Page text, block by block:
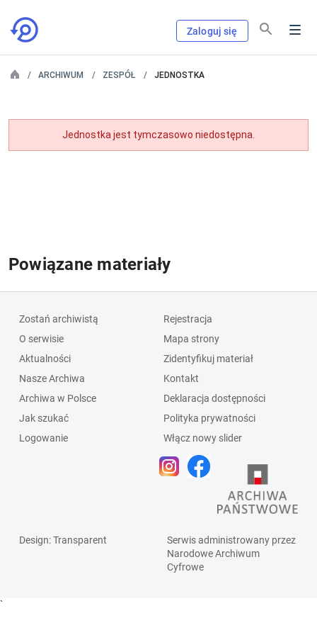
Zaloguj się
ARCHIWUM ZESPÓŁ JEDNOSTKA
Jednostka jest tymczasowo niedostępna.
Powiązane materiały
Zostań archiwistą
O serwisie
Aktualności
Nasze Archiwa
Archiwa w Polsce
Jak szukać
Logowanie
Rejestracja
Mapa strony
Zidentyfikuj materiał
Kontakt
Deklaracja dostępności
Polityka prywatności
Włącz nowy slider
Design: Transparent
Serwis administrowany przez
Narodowe Archiwum
Cyfrowe
`